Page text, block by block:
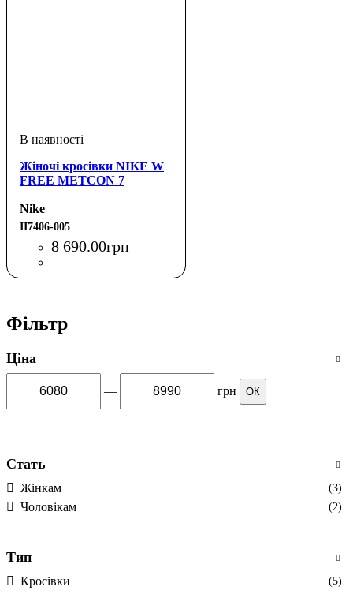
Жіночі кросівки NIKE W
FREE METCON 7
Nike
II7406-005
8 690.00грн
Фільтр
Ціна
— грн ОК
Стать
Жінкам (3)
Чоловікам (2)
Тип
Кросівки (5)